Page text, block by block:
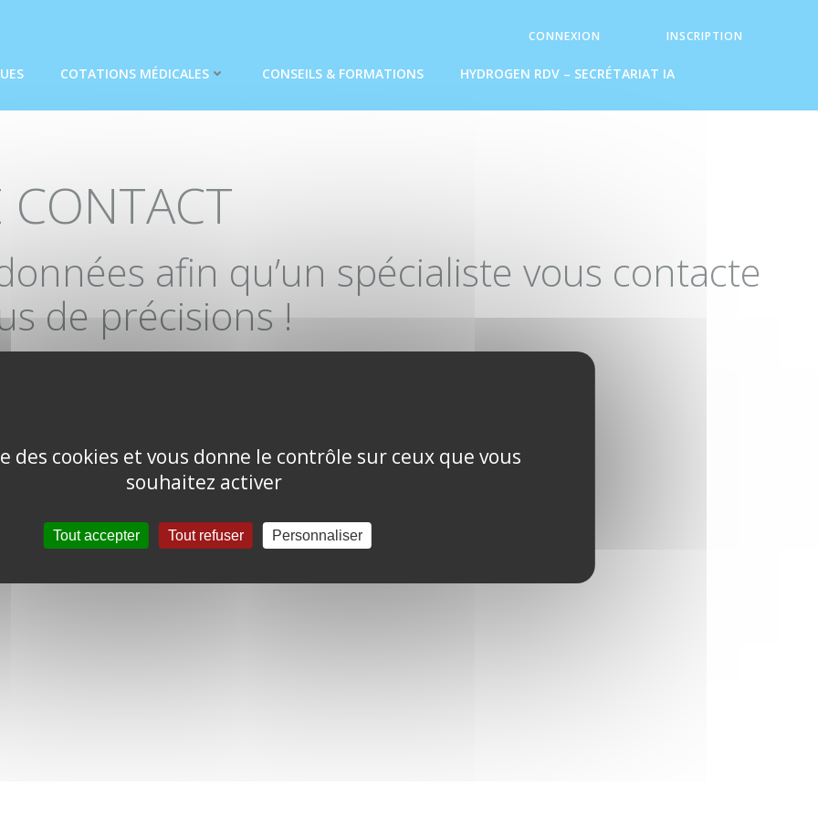
CONNEXION INSCRIPTION
COTATIONS MÉDICALES CONSEILS & FORMATIONS HYDROGEN RDV – SECRÉTARIAT IA
CONTACT
afin qu’un spécialiste vous contacte
de précisions !
des cookies et vous donne le contrôle sur ceux que vous
souhaitez activer
Tout accepter Tout refuser Personnaliser